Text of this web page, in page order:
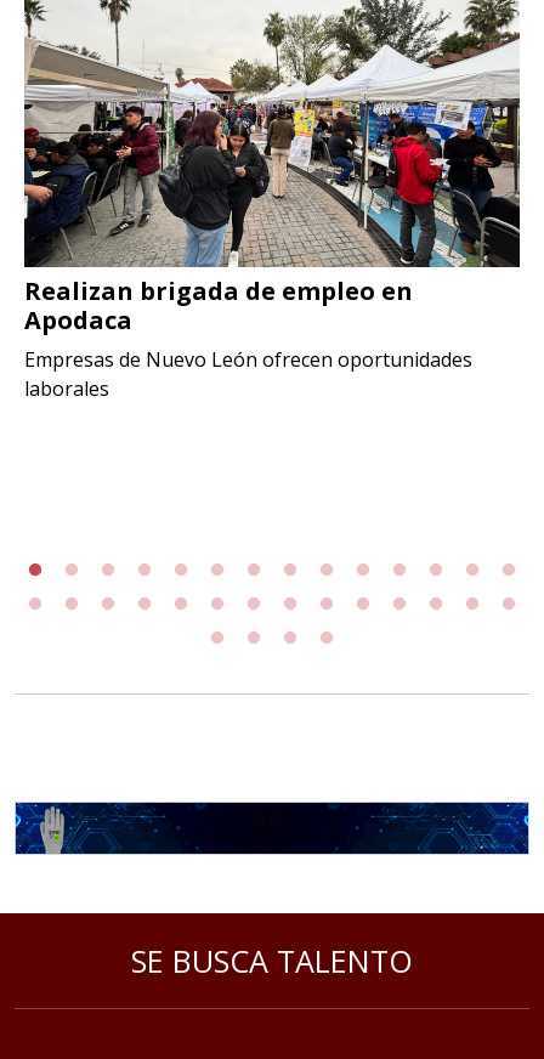
Realizan brigada de empleo en
Apodaca
Empresas de Nuevo León ofrecen oportunidades
laborales
SE BUSCA TALENTO